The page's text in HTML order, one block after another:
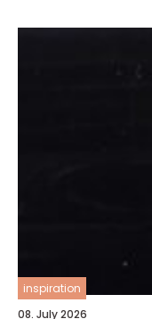
inspiration
08. July 2026